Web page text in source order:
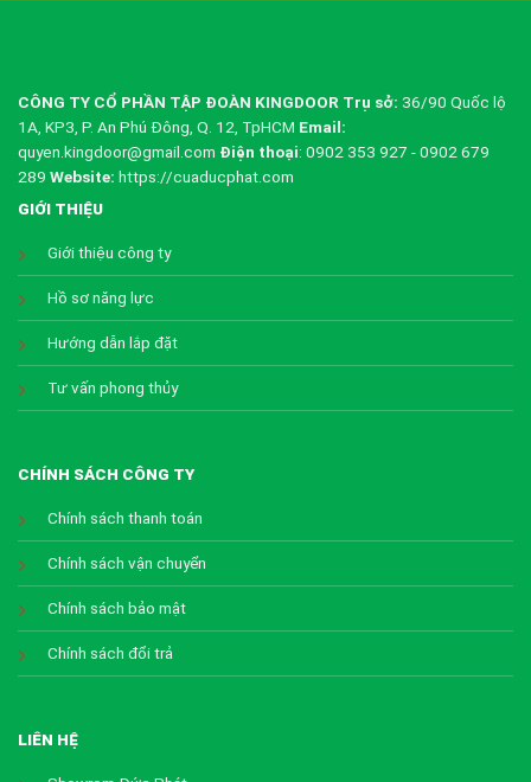
CÔNG TY CỔ PHẦN TẬP ĐOÀN KINGDOOR Trụ sở: 36/90 Quốc lộ
1A, KP3, P. An Phú Đông, Q. 12, TpHCM Email:
quyen.kingdoor@gmail.com Điện thoại: 0902 353 927 - 0902 679
289 Website: https://cuaducphat.com
GIỚI THIỆU
Giới thiệu công ty
Hồ sơ năng lực
Hướng dẫn lắp đặt
Tư vấn phong thủy
CHÍNH SÁCH CÔNG TY
Chính sách thanh toán
Chính sách vận chuyển
Chính sách bảo mật
Chính sách đổi trả
LIÊN HỆ